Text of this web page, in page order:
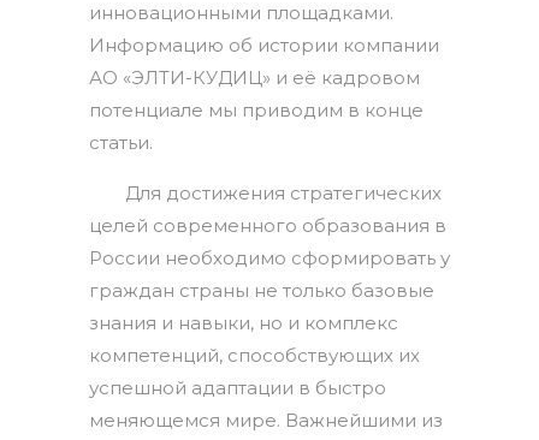
инновационными площадками.
Информацию об истории компании
АО «ЭЛТИ-КУДИЦ» и её кадровом
потенциале мы приводим в конце
статьи.
Для достижения стратегических
целей современного образования в
России необходимо сформировать у
граждан страны не только базовые
знания и навыки, но и комплекс
компетенций, способствующих их
успешной адаптации в быстро
меняющемся мире. Важнейшими из